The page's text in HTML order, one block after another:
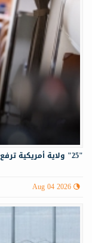
"25" ولاية أمريكية ترفع دعوة قضائية ضد إدارة ترامب
Aug 04 2026